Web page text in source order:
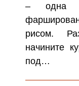
– одна
рисом.
начините
под…